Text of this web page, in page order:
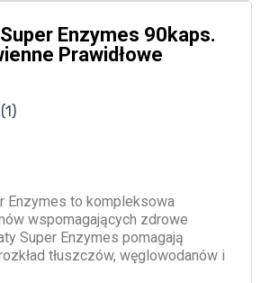
Enzymes 90kaps.
Prawidłowe
Enzymes to kompleksowa
wspomagających zdrowe
Super Enzymes pomagają
tłuszczów, węglowodanów i